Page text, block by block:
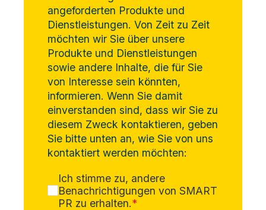
angeforderten Produkte und
Dienstleistungen. Von Zeit zu Zeit
möchten wir Sie über unsere
Produkte und Dienstleistungen
sowie andere Inhalte, die für Sie
von Interesse sein könnten,
informieren. Wenn Sie damit
einverstanden sind, dass wir Sie zu
diesem Zweck kontaktieren, geben
Sie bitte unten an, wie Sie von uns
kontaktiert werden möchten:
Ich stimme zu, andere
Benachrichtigungen von SMART
PR zu erhalten.*